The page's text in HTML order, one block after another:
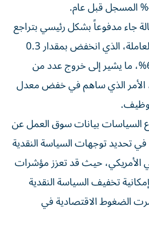
جاء مدفوعاً بشكل رئيسي بتراجع
معدل المشاركة في القوى العاملة، الذي انخفض بمقدار 0.3
نقطة مئوية ليصل إلى 61.5%، ما يشير إلى خروج عدد من
الذي ساهم في خفض معدل
السياسات بيانات سوق العمل عن
تحديد توجهات السياسة النقدية
الأمريكي، حيث قد تعزز مؤشرات
تخفيف السياسة النقدية
الضغوط الاقتصادية في